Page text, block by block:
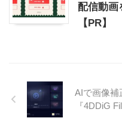
配信動画
【PR】
AIで画像補
『4DDiG